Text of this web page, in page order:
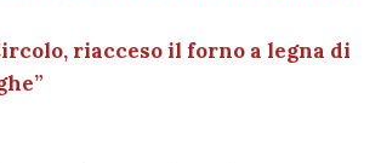
riacceso il forno a legna di